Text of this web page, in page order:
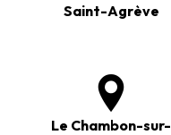
Saint-Agrève
Le Chambon-sur-